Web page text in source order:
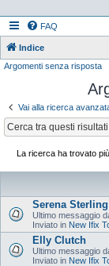
FAQ
Indice
Argomenti senza risposta
Vai alla ricerca
La ricerca ha trovato
Serena Sterling
Ultimo messaggio
Inviato in New Ifix
Elly Clutch
Ultimo messaggio
Inviato in New Ifix